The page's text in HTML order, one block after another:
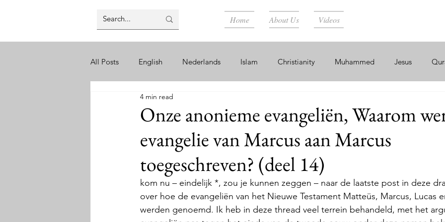
Home About Us Videos
All Posts English Nederlands Islam Christianity Muhammed Jesus
Biblical Canon
Dead Sea Scrolls Old Testament New Testament Paul Trinity
Jihad Books by scholars Manuscripts Misconceptions Resurrection
Onze anonieme evangeliën, Waarom
evangelie van Marcus aan Marcus
toegeschreven? (deel 14)
4 min read
kom nu – eindelijk *, zou je kunnen zeggen – naar de laatste post in deze
over hoe de evangeliën van het Nieuwe Testament Matteüs, Marcus, Lucas
werden genoemd. Ik heb in deze thread veel terrein behandeld, met het